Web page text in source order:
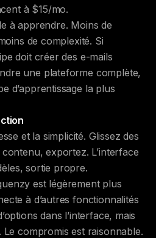
à $15/mo.
à apprendre. Moins de
de complexité. Si
doit créer des e-mails
une plateforme complète,
d’apprentissage la plus
et la simplicité. Glissez des
exportez. L’interface
sortie propre.
est légèrement plus
à d’autres fonctionnalités
dans l’interface, mais
Le compromis est raisonnable.